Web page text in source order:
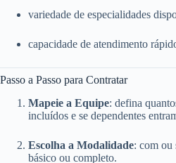
variedade de especialidades
capacidade de atendimento
Passo a Passo para Contratar
Mapeie a Equipe: defina
incluídos e se dependentes
Escolha a Modalidade: com ou
básico ou completo.